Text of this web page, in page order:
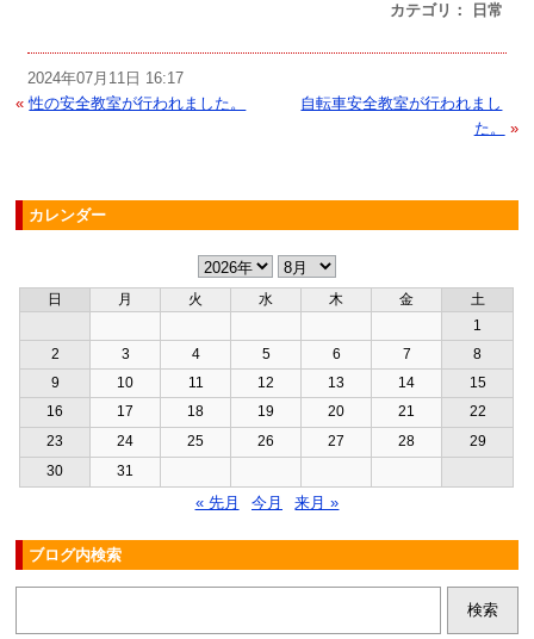
カテゴリ： 日常
2024年07月11日 16:17
« 性の安全教室が行われました。
自転車安全教室が行われまし
た。
»
カレンダー
日 月 火 水 木 金
土
1
2
3 4 5 6 7
8
9
10 11 12 13 14
15
16
17 18 19 20 21
22
23
24 25 26 27 28
29
30
31
« 先月 今月 来月 »
ブログ内検索